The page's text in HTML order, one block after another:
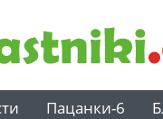
Пацанки-6